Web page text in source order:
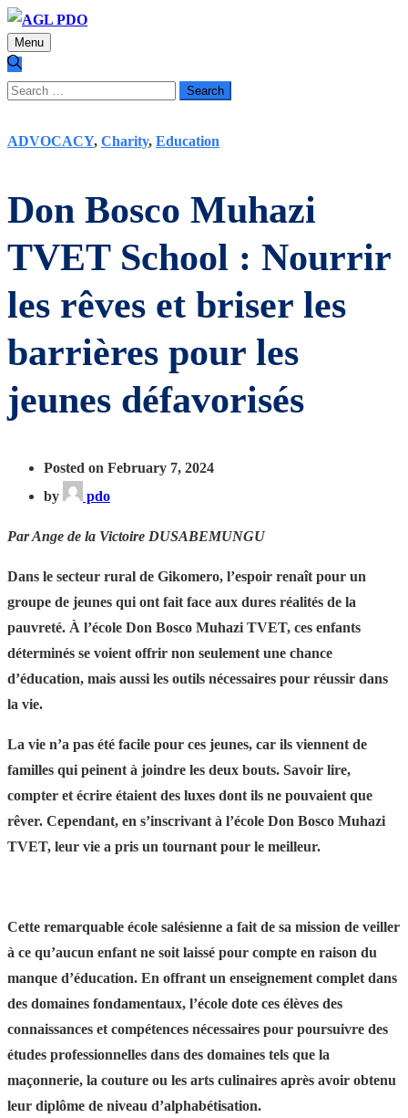
Menu
Search
ADVOCACY, Charity, Education
Don Bosco Muhazi
TVET School : Nourrir
les rêves et briser les
barrières pour les
jeunes défavorisés
Posted on February 7, 2024
by
pdo
Par Ange de la Victoire DUSABEMUNGU
Dans le secteur rural de Gikomero, l’espoir renaît pour un
groupe de jeunes qui ont fait face aux dures réalités de la
pauvreté. À l’école Don Bosco Muhazi TVET, ces enfants
déterminés se voient offrir non seulement une chance
d’éducation, mais aussi les outils nécessaires pour réussir dans
la vie.
La vie n’a pas été facile pour ces jeunes, car ils viennent de
familles qui peinent à joindre les deux bouts. Savoir lire,
compter et écrire étaient des luxes dont ils ne pouvaient que
rêver. Cependant, en s’inscrivant à l’école Don Bosco Muhazi
TVET, leur vie a pris un tournant pour le meilleur.
Cette remarquable école salésienne a fait de sa mission de veiller
à ce qu’aucun enfant ne soit laissé pour compte en raison du
manque d’éducation. En offrant un enseignement complet dans
des domaines fondamentaux, l’école dote ces élèves des
connaissances et compétences nécessaires pour poursuivre des
études professionnelles dans des domaines tels que la
maçonnerie, la couture ou les arts culinaires après avoir obtenu
leur diplôme de niveau d’alphabétisation.